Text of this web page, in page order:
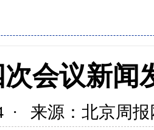
会议新闻
· 来源：北京周报